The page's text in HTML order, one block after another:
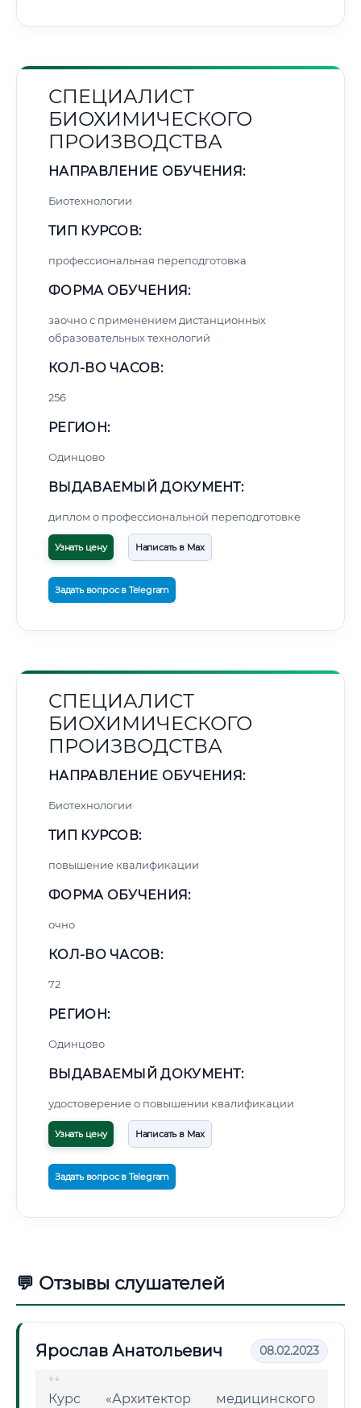
СПЕЦИАЛИСТ
БИОХИМИЧЕСКОГО
ПРОИЗВОДСТВА
НАПРАВЛЕНИЕ ОБУЧЕНИЯ:
Биотехнологии
ТИП КУРСОВ:
профессиональная переподготовка
ФОРМА ОБУЧЕНИЯ:
заочно с применением дистанционных
образовательных технологий
КОЛ-ВО ЧАСОВ:
256
РЕГИОН:
Одинцово
ВЫДАВАЕМЫЙ ДОКУМЕНТ:
диплом о профессиональной переподготовке
Узнать цену Написать в Max
Задать вопрос в Telegram
СПЕЦИАЛИСТ
БИОХИМИЧЕСКОГО
ПРОИЗВОДСТВА
НАПРАВЛЕНИЕ ОБУЧЕНИЯ:
Биотехнологии
ТИП КУРСОВ:
повышение квалификации
ФОРМА ОБУЧЕНИЯ:
очно
КОЛ-ВО ЧАСОВ:
72
РЕГИОН:
Одинцово
ВЫДАВАЕМЫЙ ДОКУМЕНТ:
удостоверение о повышении квалификации
Узнать цену Написать в Max
Задать вопрос в Telegram
💬 Отзывы слушателей
Ярослав Анатольевич 08.02.2023
Курс «Архитектор медицинского